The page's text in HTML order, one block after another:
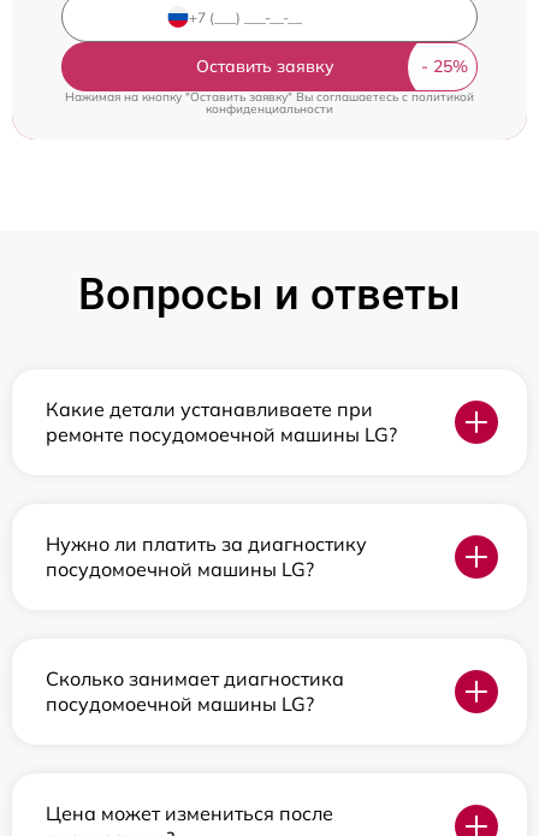
Оставить заявку
Нажимая на кнопку "Оставить заявку" Вы соглашаетесь cполитикой
конфиденциальности
Вопросы и ответы
Какие детали устанавливаете при
ремонте посудомоечной машины LG?
Нужно ли платить за диагностику
посудомоечной машины LG?
Сколько занимает диагностика
посудомоечной машины LG?
Цена может измениться после